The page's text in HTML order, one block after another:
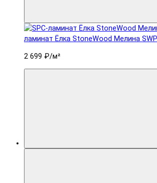
ламинат Ëлка StoneWood Мелина
2 699 ₽/м²